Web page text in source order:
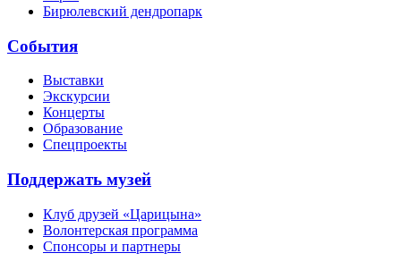
Бирюлевский дендропарк
События
Выставки
Экскурсии
Концерты
Образование
Спецпроекты
Поддержать музей
Клуб друзей «Царицына»
Волонтерская программа
Спонсоры и партнеры